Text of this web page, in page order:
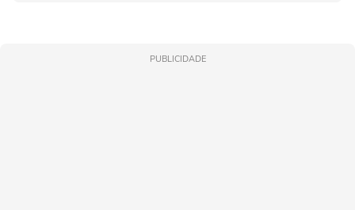
PUBLICIDADE